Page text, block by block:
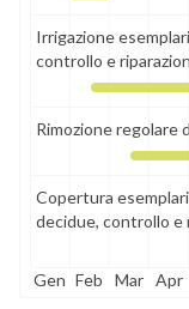
Irrigazione
controllo e
Rimozione regolare
Copertura
decidue, controllo e
Gen Feb Mar Apr